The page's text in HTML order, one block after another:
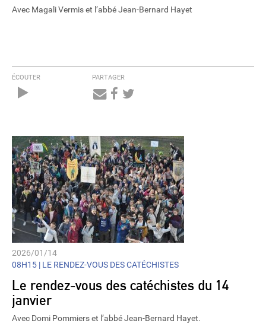
Avec Magali Vermis et l’abbé Jean-Bernard Hayet
ÉCOUTER PARTAGER
2026/01/14
08H15 | LE RENDEZ-VOUS DES CATÉCHISTES
Le rendez-vous des catéchistes du 14
janvier
Avec Domi Pommiers et l’abbé Jean-Bernard Hayet.